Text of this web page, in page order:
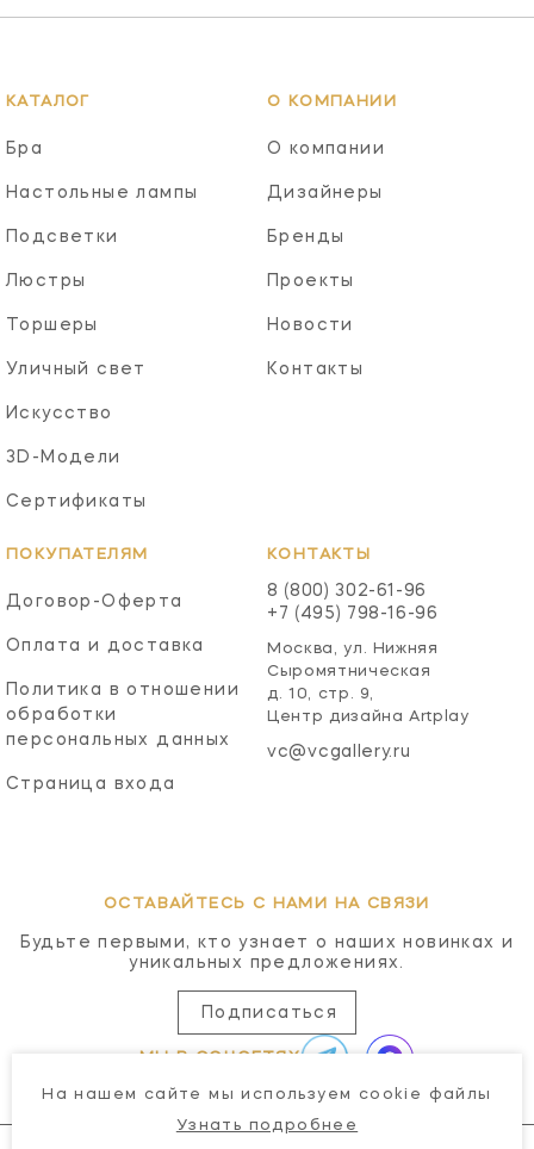
КАТАЛОГ
Бра
Настольные лампы
Подсветки
Люстры
Торшеры
Уличный свет
Искусство
3D-Модели
Сертификаты
О КОМПАНИИ
О компании
Дизайнеры
Бренды
Проекты
Новости
Контакты
ПОКУПАТЕЛЯМ
Договор-Оферта
Оплата и доставка
Политика в отношении
обработки
персональных данных
Страница входа
КОНТАКТЫ
8 (800) 302-61-96
+7 (495) 798-16-96
Москва, ул. Нижняя
Сыромятническая
д. 10, стр. 9,
Центр дизайна Artplay
vc@vcgallery.ru
ОСТАВАЙТЕСЬ С НАМИ НА СВЯЗИ
Будьте первыми, кто узнает о наших новинках и
уникальных предложениях.
Подписаться
МЫ В СОЦСЕТЯХ
На нашем сайте мы используем cookie файлы
Узнать подробнее